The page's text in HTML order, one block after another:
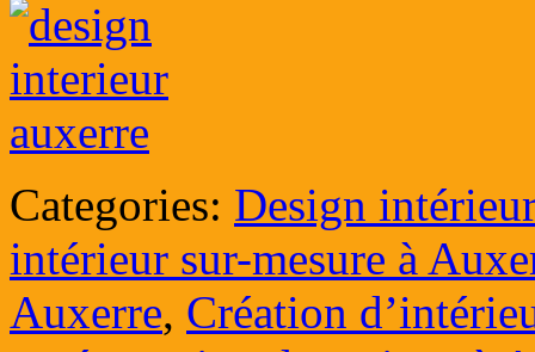
Categories: Design
intérieur sur-mesure à
Auxerre, Création